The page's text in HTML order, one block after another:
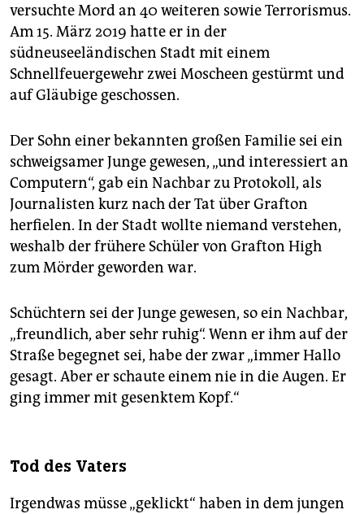
versuchte Mord an 40 weiteren sowie Terrorismus.
Am 15. März 2019 hatte er in der
südneuseeländischen Stadt mit einem
Schnellfeuergewehr zwei Moscheen gestürmt und
auf Gläubige geschossen.
Der Sohn einer bekannten großen Familie sei ein
schweigsamer Junge gewesen, „und interessiert an
Computern“, gab ein Nachbar zu Protokoll, als
Journalisten kurz nach der Tat über Grafton
herfielen. In der Stadt wollte niemand verstehen,
weshalb der frühere Schüler von Grafton High
zum Mörder geworden war.
Schüchtern sei der Junge gewesen, so ein Nachbar,
„freundlich, aber sehr ruhig“. Wenn er ihm auf der
Straße begegnet sei, habe der zwar „immer Hallo
gesagt. Aber er schaute einem nie in die Augen. Er
ging immer mit gesenktem Kopf.“
Tod des Vaters
Irgendwas müsse „geklickt“ haben in dem jungen